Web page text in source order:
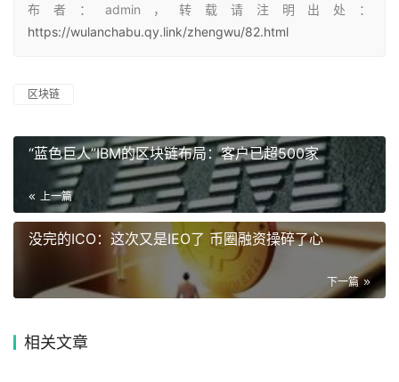
布者：admin，转载请注明出处：
https://wulanchabu.qy.link/zhengwu/82.html
区块链
“蓝色巨人”IBM的区块链布局：客户已超500家
上一篇
没完的ICO：这次又是IEO了 币圈融资操碎了心
下一篇
相关文章